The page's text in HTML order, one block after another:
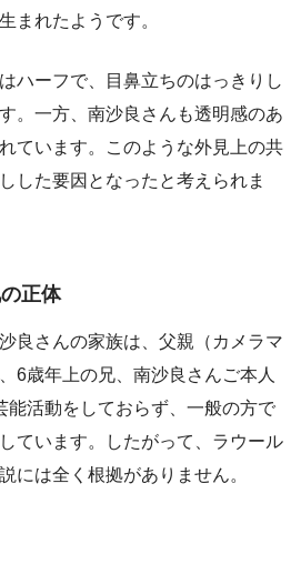
まれたようです。
ハーフで、目鼻立ちのはっきりし
。一方、南沙良さんも透明感のあ
ています。このような外見上の共
した要因となったと考えられま
正体
良さんの家族は、父親（カメラマ
6歳年上の兄、南沙良さんご本人
能活動をしておらず、一般の方で
ています。したがって、ラウール
には全く根拠がありません。